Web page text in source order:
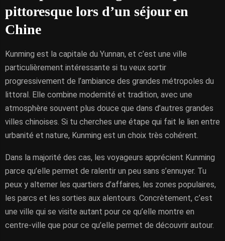
pittoresque lors d’un séjour en
Chine
Kunming est la capitale du Yunnan, et c’est une ville
particulièrement intéressante si tu veux sortir
progressivement de l’ambiance des grandes métropoles du
littoral. Elle combine modernité et tradition, avec une
atmosphère souvent plus douce que dans d’autres grandes
villes chinoises. Si tu cherches une étape qui fait le lien entre
urbanité et nature, Kunming est un choix très cohérent.
Dans la majorité des cas, les voyageurs apprécient Kunming
parce qu’elle permet de ralentir un peu sans s’ennuyer. Tu
peux y alterner les quartiers d’affaires, les zones populaires,
les parcs et les sorties aux alentours. Concrètement, c’est
une ville qui se visite autant pour ce qu’elle montre en
centre-ville que pour ce qu’elle permet de découvrir autour.